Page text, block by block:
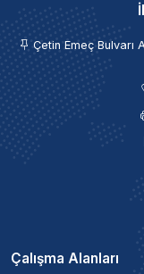
Çetin Emeç Bulvarı
Çalışma Alanları